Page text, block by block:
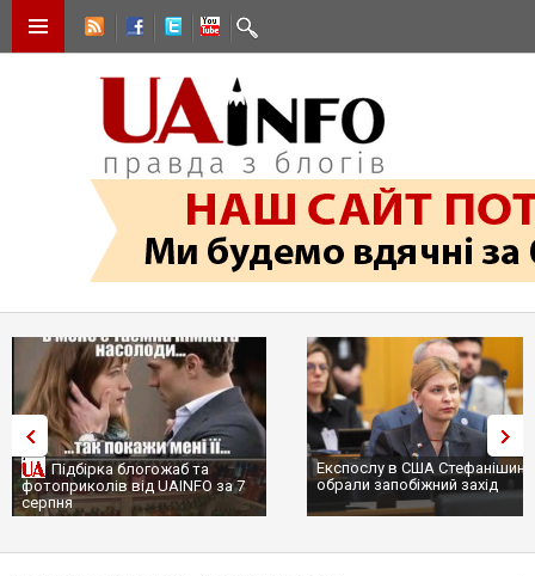
Підбірка блогожаб та
фотоприколів від UAINFO за 7
серпня
Експослу в США
обрали запобіжний захід